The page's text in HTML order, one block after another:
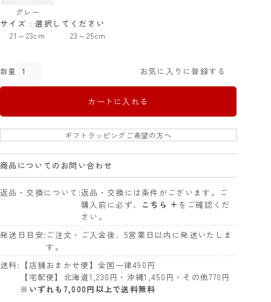
サイズ 選択してください
21～23cm 23～25cm
グレー
お気に入りに登録する
カートに入れる
ギフトラッピングご希望の方へ
商品についてのお問い合わせ
返品・交換について 返品・交換には条件がございます。ご
購入前に必ず、 こちら + をご確認くだ
さい。
発送日目安 ご注文・ご入金後、5営業日以内に発送いたしま
す。
送料
【店舗おまかせ便】全国一律490円
【宅配便】北海道1,230円・沖縄1,450円・その他770円
※いずれも7,000円以上で送料無料